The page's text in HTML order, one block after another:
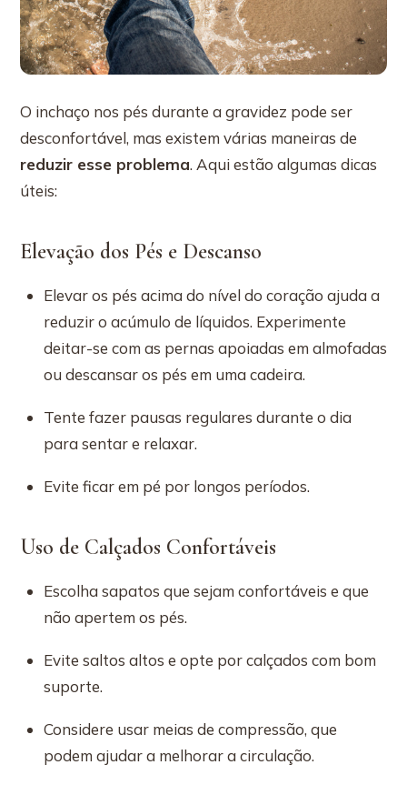
O inchaço nos pés durante a gravidez pode ser
desconfortável, mas existem várias maneiras de
reduzir esse problema. Aqui estão algumas dicas
úteis:
Elevação dos Pés e Descanso
Elevar os pés acima do nível do coração ajuda a
reduzir o acúmulo de líquidos. Experimente
deitar-se com as pernas apoiadas em almofadas
ou descansar os pés em uma cadeira.
Tente fazer pausas regulares durante o dia
para sentar e relaxar.
Evite ficar em pé por longos períodos.
Uso de Calçados Confortáveis
Escolha sapatos que sejam confortáveis e que
não apertem os pés.
Evite saltos altos e opte por calçados com bom
suporte.
Considere usar meias de compressão, que
podem ajudar a melhorar a circulação.